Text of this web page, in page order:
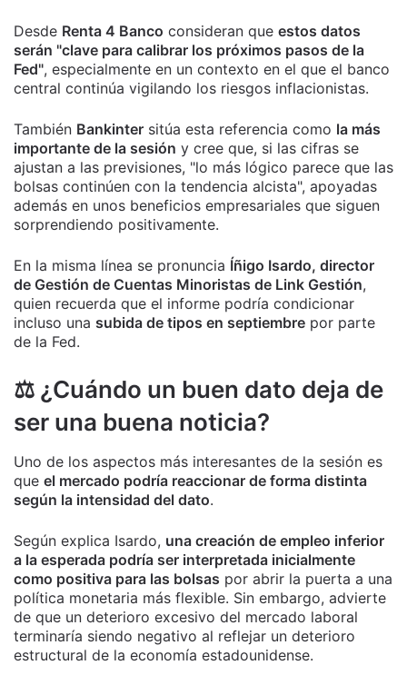
Desde Renta 4 Banco consideran que estos datos
serán "clave para calibrar los próximos pasos de la
Fed", especialmente en un contexto en el que el banco
central continúa vigilando los riesgos inflacionistas.
También Bankinter sitúa esta referencia como la más
importante de la sesión y cree que, si las cifras se
ajustan a las previsiones, "lo más lógico parece que las
bolsas continúen con la tendencia alcista", apoyadas
además en unos beneficios empresariales que siguen
sorprendiendo positivamente.
En la misma línea se pronuncia Íñigo Isardo, director
de Gestión de Cuentas Minoristas de Link Gestión,
quien recuerda que el informe podría condicionar
incluso una subida de tipos en septiembre por parte
de la Fed.
⚖️ ¿Cuándo un buen dato deja de
ser una buena noticia?
Uno de los aspectos más interesantes de la sesión es
que el mercado podría reaccionar de forma distinta
según la intensidad del dato.
Según explica Isardo, una creación de empleo inferior
a la esperada podría ser interpretada inicialmente
como positiva para las bolsas por abrir la puerta a una
política monetaria más flexible. Sin embargo, advierte
de que un deterioro excesivo del mercado laboral
terminaría siendo negativo al reflejar un deterioro
estructural de la economía estadounidense.